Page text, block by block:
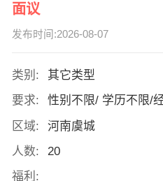
面议
发布时间:2026-08-07
类别:
其它类型
要求:
性别不限/ 学历不限/
区域:
河南虞城
人数:
20
福利: